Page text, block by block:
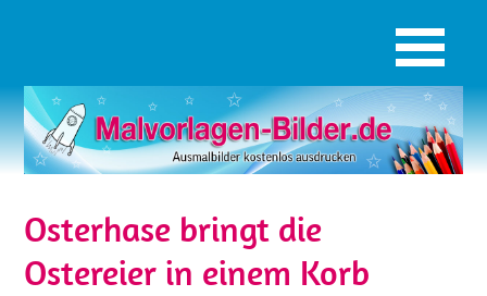
Osterhase bringt die
Ostereier in einem Korb